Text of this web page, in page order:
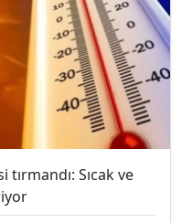
Sıcak ve